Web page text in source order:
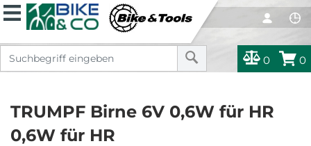
0 0
TRUMPF Birne 6V 0,6W für HR
0,6W für HR